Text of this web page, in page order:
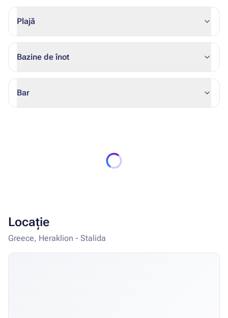
Plajă
Bazine de înot
Bar
Locație
Greece, Heraklion - Stalida